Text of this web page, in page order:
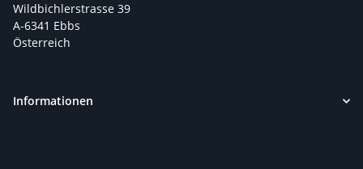
Wildbichlerstrasse 39
A-6341 Ebbs
Österreich
Informationen